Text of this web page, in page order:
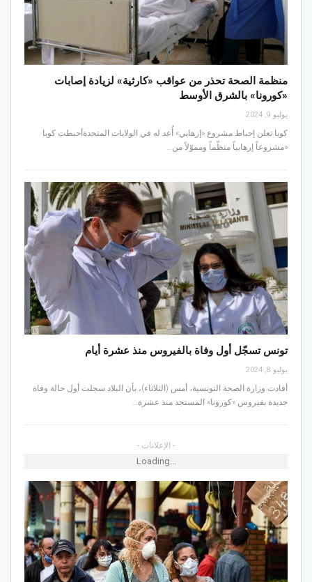
منظمة الصحة تحذر من عواقب «كارثية» لزيادة إصابات
«كورونا» بالشرق الأوسط
يوليو 9, 2024
كوبا تعلن إحباط مشروع «إرهابي» أُعد له في الولايات المتحدةأحبطت كوبا
«مشروعاً إرهابياً منظّماً ومموّلاً من…
تونس تسجّل أول وفاة بالفيروس منذ عشرة أيام
يوليو 8, 2024
أفادت وزارة الصحة التونسية، أمس (الثلاثاء)، بأن البلاد سجلت أول حالة وفاة
جديدة بفيروس «كورونا» المستجد منذ عشرة…
- الإعلانات -
Loading...